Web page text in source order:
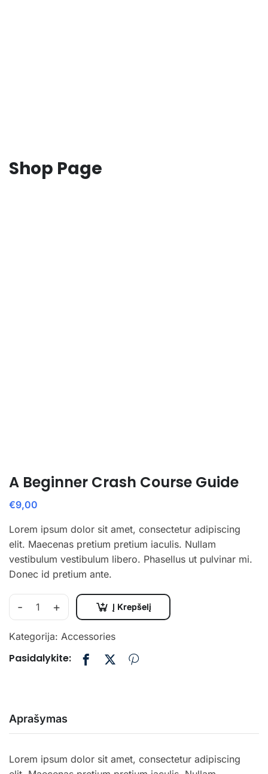
Shop Page
A Beginner Crash Course Guide
€9,00
Lorem ipsum dolor sit amet, consectetur adipiscing
elit. Maecenas pretium pretium iaculis. Nullam
vestibulum vestibulum libero. Phasellus ut pulvinar mi.
Donec id pretium ante.
- + Į Krepšelį
Kategorija: Accessories
Pasidalykite:
Aprašymas
Lorem ipsum dolor sit amet, consectetur adipiscing